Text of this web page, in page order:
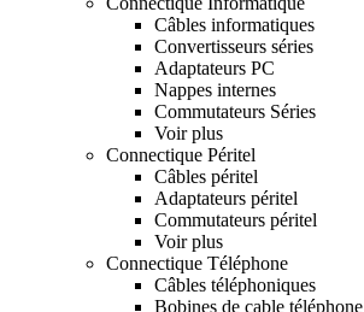
Câbles informatiques
Convertisseurs séries
Adaptateurs PC
Nappes internes
Commutateurs Séries
Voir plus
Connectique Péritel
Câbles péritel
Adaptateurs péritel
Commutateurs péritel
Voir plus
Connectique Téléphone
Câbles téléphoniques
Bobines de cable téléphone